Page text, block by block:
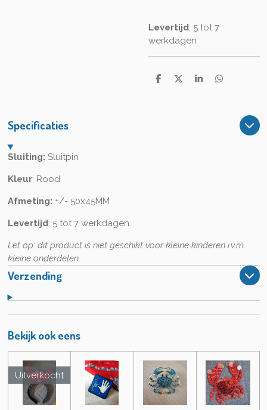
Levertijd: 5 tot 7
werkdagen
D
D
S
D
Specificaties
Sluiting: Sluitpin
Kleur: Rood
Afmeting: +/- 50x45MM
Levertijd: 5 tot 7 werkdagen
Let op: dit product is niet geschikt voor kleine kinderen i.v.m.
kleine onderdelen.
Verzending
Bekijk ook eens
Uitverkocht